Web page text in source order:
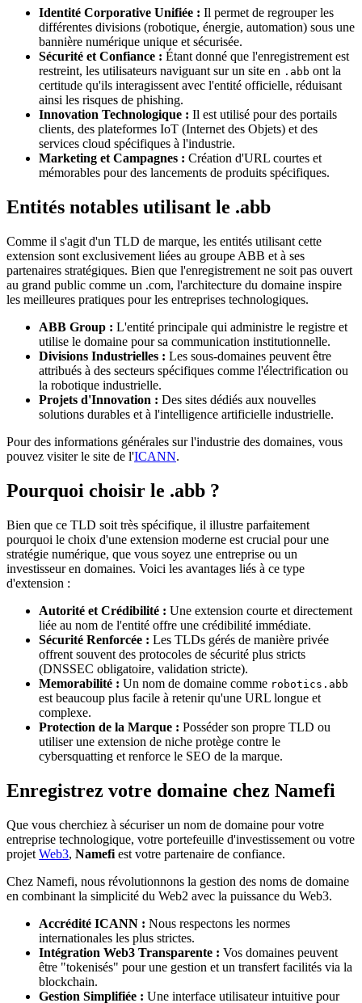
Identité Corporative Unifiée : Il permet de regrouper les
différentes divisions (robotique, énergie, automation) sous une
bannière numérique unique et sécurisée.
Sécurité et Confiance : Étant donné que l'enregistrement est
restreint, les utilisateurs naviguant sur un site en .abb ont la
certitude qu'ils interagissent avec l'entité officielle, réduisant
ainsi les risques de phishing.
Innovation Technologique : Il est utilisé pour des portails
clients, des plateformes IoT (Internet des Objets) et des
services cloud spécifiques à l'industrie.
Marketing et Campagnes : Création d'URL courtes et
mémorables pour des lancements de produits spécifiques.
Entités notables utilisant le .abb
Comme il s'agit d'un TLD de marque, les entités utilisant cette
extension sont exclusivement liées au groupe ABB et à ses
partenaires stratégiques. Bien que l'enregistrement ne soit pas ouvert
au grand public comme un .com, l'architecture du domaine inspire
les meilleures pratiques pour les entreprises technologiques.
ABB Group : L'entité principale qui administre le registre et
utilise le domaine pour sa communication institutionnelle.
Divisions Industrielles : Les sous-domaines peuvent être
attribués à des secteurs spécifiques comme l'électrification ou
la robotique industrielle.
Projets d'Innovation : Des sites dédiés aux nouvelles
solutions durables et à l'intelligence artificielle industrielle.
Pour des informations générales sur l'industrie des domaines, vous
pouvez visiter le site de l'ICANN.
Pourquoi choisir le .abb ?
Bien que ce TLD soit très spécifique, il illustre parfaitement
pourquoi le choix d'une extension moderne est crucial pour une
stratégie numérique, que vous soyez une entreprise ou un
investisseur en domaines. Voici les avantages liés à ce type
d'extension :
Autorité et Crédibilité : Une extension courte et directement
liée au nom de l'entité offre une crédibilité immédiate.
Sécurité Renforcée : Les TLDs gérés de manière privée
offrent souvent des protocoles de sécurité plus stricts
(DNSSEC obligatoire, validation stricte).
Memorabilité : Un nom de domaine comme robotics.abb
est beaucoup plus facile à retenir qu'une URL longue et
complexe.
Protection de la Marque : Posséder son propre TLD ou
utiliser une extension de niche protège contre le
cybersquatting et renforce le SEO de la marque.
Enregistrez votre domaine chez Namefi
Que vous cherchiez à sécuriser un nom de domaine pour votre
entreprise technologique, votre portefeuille d'investissement ou votre
projet Web3, Namefi est votre partenaire de confiance.
Chez Namefi, nous révolutionnons la gestion des noms de domaine
en combinant la simplicité du Web2 avec la puissance du Web3.
Accrédité ICANN : Nous respectons les normes
internationales les plus strictes.
Intégration Web3 Transparente : Vos domaines peuvent
être "tokenisés" pour une gestion et un transfert facilités via la
blockchain.
Gestion Simplifiée : Une interface utilisateur intuitive pour